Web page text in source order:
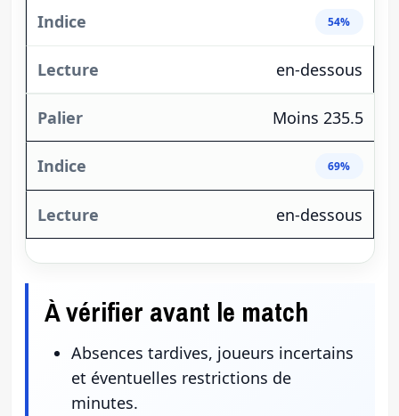
54%
en-dessous
Moins 235.5
69%
en-dessous
À vérifier avant le match
Absences tardives, joueurs incertains
et éventuelles restrictions de
minutes.